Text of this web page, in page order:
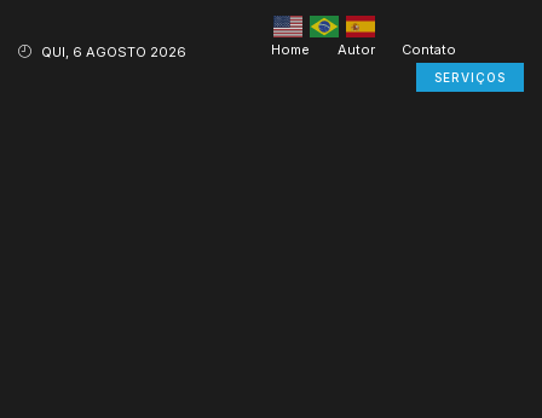
QUI, 6 AGOSTO 2026 Home Autor Contato
SERVIÇOS